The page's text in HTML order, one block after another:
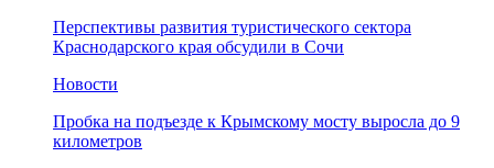
Перспективы развития туристического сектора
Краснодарского края обсудили в Сочи
Новости
Пробка на подъезде к Крымскому мосту выросла до 9
километров